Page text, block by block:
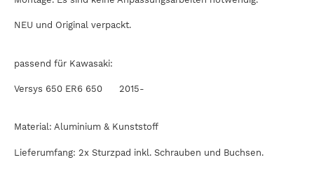
NEU und Original verpackt.
passend für Kawasaki:
Versys 650 ER6 650 2015-
Material: Aluminium & Kunststoff
Lieferumfang: 2x Sturzpad inkl. Schrauben und Buchsen.